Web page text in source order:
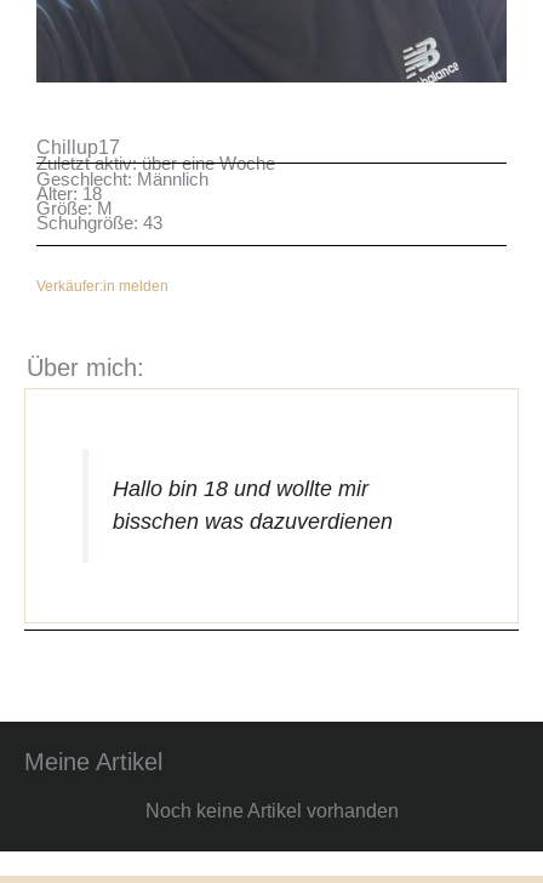
Chillup17
Zuletzt aktiv: über eine Woche
Geschlecht: Männlich
Alter: 18
Größe: M
Schuhgröße: 43
Verkäufer:in melden
Über mich:
Hallo bin 18 und wollte mir
bisschen was dazuverdienen
Meine Artikel
Noch keine Artikel vorhanden